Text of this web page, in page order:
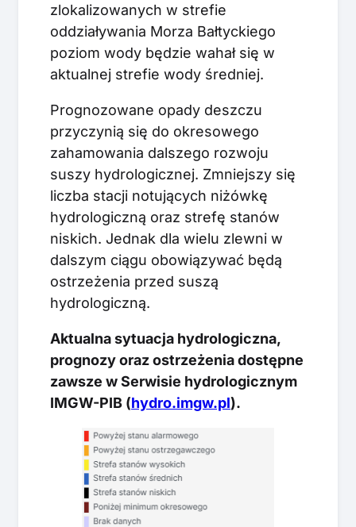
zlokalizowanych w strefie
oddziaływania Morza Bałtyckiego
poziom wody będzie wahał się w
aktualnej strefie wody średniej.
Prognozowane opady deszczu
przyczynią się do okresowego
zahamowania dalszego rozwoju
suszy hydrologicznej. Zmniejszy się
liczba stacji notujących niżówkę
hydrologiczną oraz strefę stanów
niskich. Jednak dla wielu zlewni w
dalszym ciągu obowiązywać będą
ostrzeżenia przed suszą
hydrologiczną.
Aktualna sytuacja hydrologiczna,
prognozy oraz ostrzeżenia dostępne
zawsze w Serwisie hydrologicznym
IMGW-PIB (hydro.imgw.pl).